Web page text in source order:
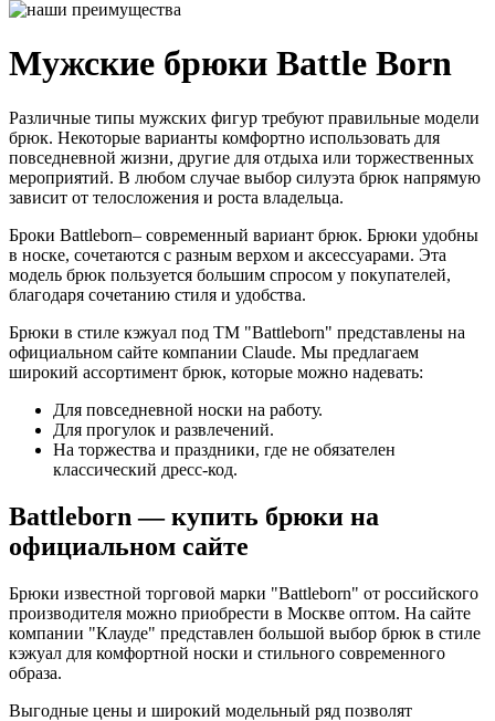
Мужские брюки Battle Born
Различные типы мужских фигур требуют правильные модели
брюк. Некоторые варианты комфортно использовать для
повседневной жизни, другие для отдыха или торжественных
мероприятий. В любом случае выбор силуэта брюк напрямую
зависит от телосложения и роста владельца.
Броки Battleborn– современный вариант брюк. Брюки удобны
в носке, сочетаются с разным верхом и аксессуарами. Эта
модель брюк пользуется большим спросом у покупателей,
благодаря сочетанию стиля и удобства.
Брюки в стиле кэжуал под ТМ "Battleborn" представлены на
официальном сайте компании Claude. Мы предлагаем
широкий ассортимент брюк, которые можно надевать:
Для повседневной носки на работу.
Для прогулок и развлечений.
На торжества и праздники, где не обязателен
классический дресс-код.
Battleborn — купить брюки на
официальном сайте
Брюки известной торговой марки "Battleborn" от российского
производителя можно приобрести в Москве оптом. На сайте
компании "Клауде" представлен большой выбор брюк в стиле
кэжуал для комфортной носки и стильного современного
образа.
Выгодные цены и широкий модельный ряд позволят